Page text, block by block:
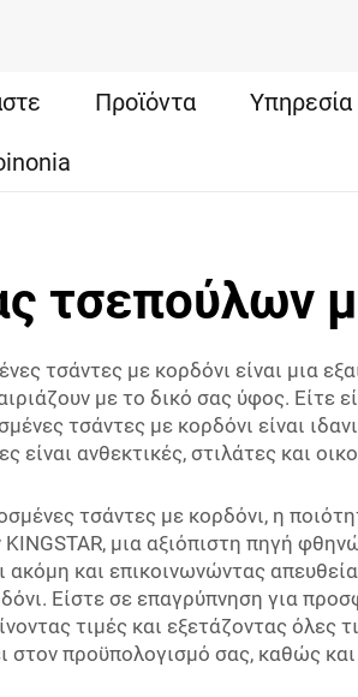
Προϊόντα Υπηρεσία
τσεπούλων
τσάντες με κορδόνι είναι μια
με το δικό σας ύφος. Είτε
τσάντες με κορδόνι είναι
ανθεκτικές, στιλάτες και
τσάντες με κορδόνι, η
μια αξιόπιστη πηγή
και επικοινωνώντας
Είστε σε επαγρύπνηση για
τιμές και εξετάζοντας όλες
στον προϋπολογισμό σας, καθώς